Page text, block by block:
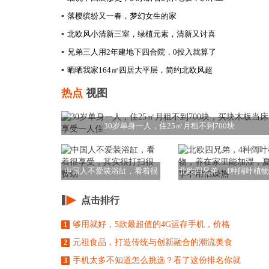
▪ 落樱缤纷又一春，梦幻女生的家
▪ 北欧风小清新三室，绿植元素，清新又讨喜
▪ 兄弟三人用2年建地下四合院，0投入就算了
▪ 晒晒我家164㎡四居大平层，简约北欧风超
热点 视图
30岁单身一人，住25㎡月租不到700块
中国人不爱装浴缸，看着很
北欧四兄弟，4种阔叶植
点击排行
1 够用就好，5款最超值的4G运存手机，价格
2 元祖食品，打造传统与创新融合的潮流美食
3 手机太多不知道怎么挑选？看了这份排名你就